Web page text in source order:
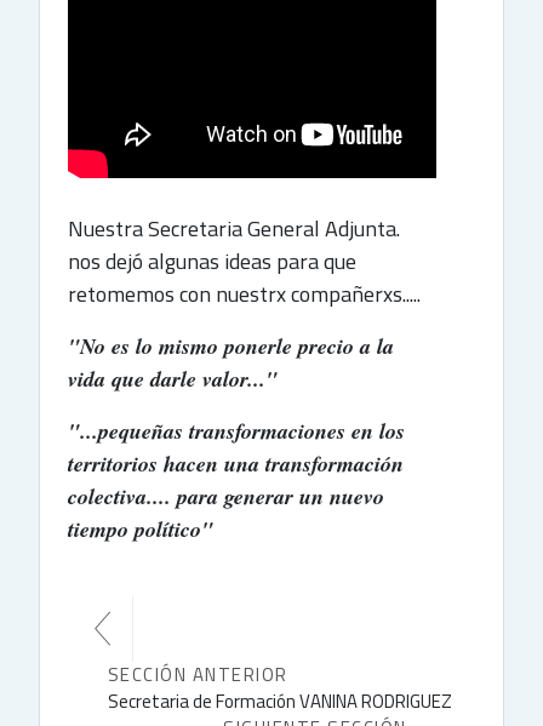
Nuestra Secretaria General Adjunta.
nos dejó algunas ideas para que
retomemos con nuestrx compañerxs.....
"No es lo mismo ponerle precio a la
vida que darle valor..."
"...pequeñas transformaciones en los
territorios hacen una transformación
colectiva.... para generar un nuevo
tiempo político"
SECCIÓN ANTERIOR
Secretaria de Formación VANINA RODRIGUEZ